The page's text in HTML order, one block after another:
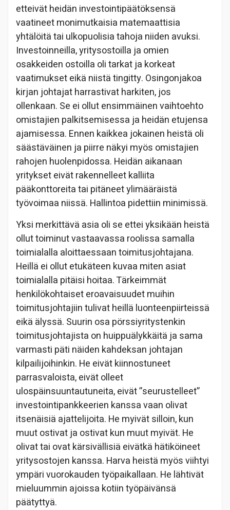
etteivät heidän investointipäätöksensä
vaatineet monimutkaisia matemaattisia
yhtälöitä tai ulkopuolisia tahoja niiden avuksi.
Investoinneilla, yritysostoilla ja omien
osakkeiden ostoilla oli tarkat ja korkeat
vaatimukset eikä niistä tingitty. Osingonjakoa
kirjan johtajat harrastivat harkiten, jos
ollenkaan. Se ei ollut ensimmäinen vaihtoehto
omistajien palkitsemisessa ja heidän etujensa
ajamisessa. Ennen kaikkea jokainen heistä oli
säästäväinen ja piirre näkyi myös omistajien
rahojen huolenpidossa. Heidän aikanaan
yritykset eivät rakennelleet kalliita
pääkonttoreita tai pitäneet ylimääräistä
työvoimaa niissä. Hallintoa pidettiin minimissä.
Yksi merkittävä asia oli se ettei yksikään heistä
ollut toiminut vastaavassa roolissa samalla
toimialalla aloittaessaan toimitusjohtajana.
Heillä ei ollut etukäteen kuvaa miten asiat
toimialalla pitäisi hoitaa. Tärkeimmät
henkilökohtaiset eroavaisuudet muihin
toimitusjohtajiin tulivat heillä luonteenpiirteissä
eikä älyssä. Suurin osa pörssiyritystenkin
toimitusjohtajista on huippuälykkäitä ja sama
varmasti päti näiden kahdeksan johtajan
kilpailijoihinkin. He eivät kiinnostuneet
parrasvaloista, eivät olleet
ulospäinsuuntautuneita, eivät ”seurustelleet”
investointipankkeerien kanssa vaan olivat
itsenäisiä ajattelijoita. He myivät silloin, kun
muut ostivat ja ostivat kun muut myivät. He
olivat tai ovat kärsivällisiä eivätkä hätiköineet
yritysostojen kanssa. Harva heistä myös viihtyi
ympäri vuorokauden työpaikallaan. He lähtivät
mieluummin ajoissa kotiin työpäivänsä
päätyttyä.